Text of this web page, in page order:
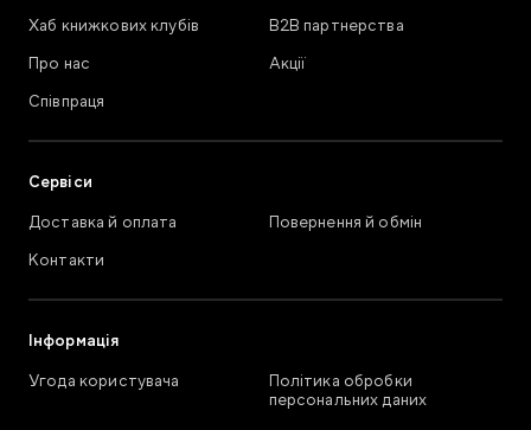
Хаб книжкових клубів
В2В партнерства
Про нас
Акції
Співпраця
Сервіси
Доставка й оплата
Повернення й обмін
Контакти
Інформація
Угода користувача
Політика обробки
персональних даних